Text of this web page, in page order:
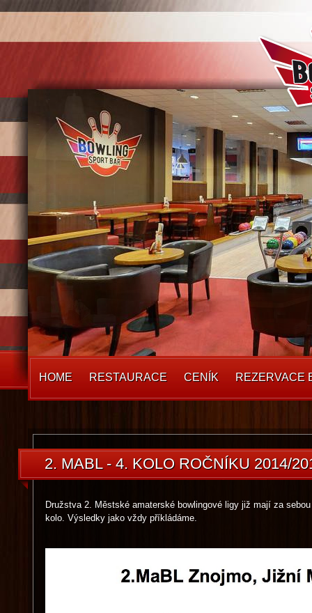
HOME RESTAURACE CENÍK REZERVACE
2. MABL - 4. KOLO ROČNÍKU 2014/
Družstva 2. Městské amaterské bowlingové ligy již mají za
kolo. Výsledky jako vždy příkládáme.